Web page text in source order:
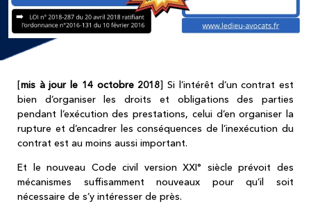
[mis à jour le 14 octobre 2018] Si l’intérêt d’un contrat est
bien d’organiser les droits et obligations des parties
pendant l’exécution des prestations, celui d’en organiser la
rupture et d’encadrer les conséquences de l’inexécution du
contrat est au moins aussi important.
Et le nouveau Code civil version XXI° siècle prévoit des
mécanismes suffisamment nouveaux pour qu’il soit
nécessaire de s’y intéresser de près.